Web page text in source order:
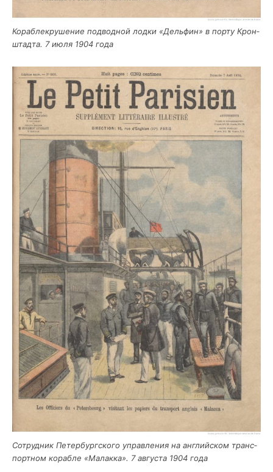
Кораб­ле­кру­ше­ние под­вод­ной лод­ки «Дель­фин» в пор­ту Крон­
штад­та. 7 июля 1904 года
Сотруд­ник Петер­бург­ско­го управ­ле­ния на англий­ском транс­
порт­ном кораб­ле «Малак­ка». 7 авгу­ста 1904 года